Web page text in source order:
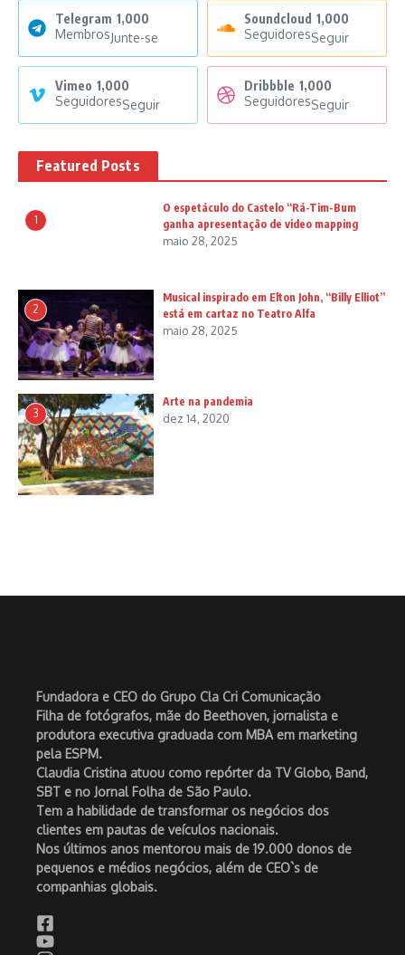
Telegram 1,000
MembrosJunte-se
Soundcloud 1,000
SeguidoresSeguir
Vimeo 1,000
SeguidoresSeguir
Dribbble 1,000
SeguidoresSeguir
Featured Posts
1
O espetáculo do Castelo “Rá-Tim-Bum
ganha apresentação de video mapping
maio 28, 2025
2
Musical inspirado em Elton John, “Billy Elliot”
está em cartaz no Teatro Alfa
maio 28, 2025
3
Arte na pandemia
dez 14, 2020
Fundadora e CEO do Grupo Cla Cri Comunicação
Filha de fotógrafos, mãe do Beethoven, jornalista e
produtora executiva graduada com MBA em marketing
pela ESPM.
Claudia Cristina atuou como repórter da TV Globo, Band,
SBT e no Jornal Folha de São Paulo.
Tem a habilidade de transformar os negócios dos
clientes em pautas de veículos nacionais.
Nos últimos anos mentorou mais de 19.000 donos de
pequenos e médios negócios, além de CEO`s de
companhias globais.